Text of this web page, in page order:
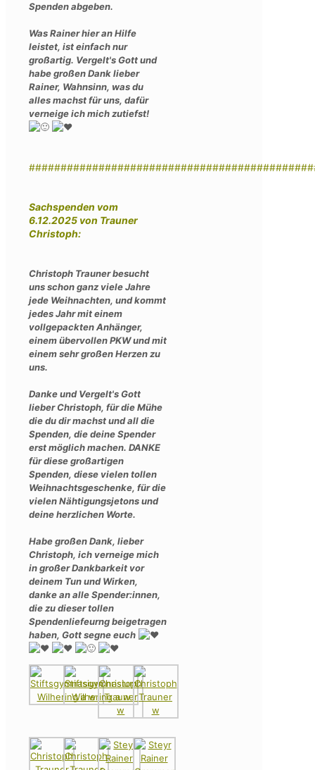
Spenden abgeben.
Was Rainer hier an Hilfe
leistet, ist einfach nur
großartig. Vergelt's Gott und
habe großen Dank lieber
Rainer, Wahnsinn, was du
alles machst für uns, dafür
verneige ich mich zutiefst!
Sachspenden vom
6.12.2025 von Trauner
Christoph:
Christoph Trauner besucht
uns schon ganz viele Jahre
jede Weihnachten, und kommt
jedes Jahr mit einem
vollgepackten Anhänger,
einem übervollen PKW und mit
einem sehr großen Herzen zu
uns.
Danke und Vergelt's Gott
lieber Christoph, für die Mühe
die du dir machst und all die
Spenden, die deine Spender
erst möglich machen. DANKE
für diese großartigen
Spenden, diese vielen tollen
Weihnachtsgeschenke, für die
vielen Nähtigungsjetons und
deine herzlichen Worte.
Habe großen Dank, lieber
Christoph, ich verneige mich
in großer Dankbarkeit vor
deinem Tun und Wirken,
danke an alle Spender:innen,
die zu dieser tollen
Spendenliefeurng beigetragen
haben, Gott segne euch